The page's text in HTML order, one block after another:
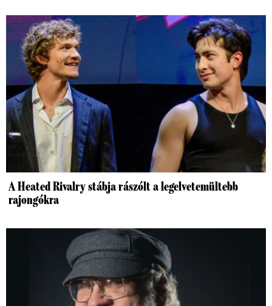
A Heated Rivalry stábja rászólt a legelvetemültebb
rajongókra